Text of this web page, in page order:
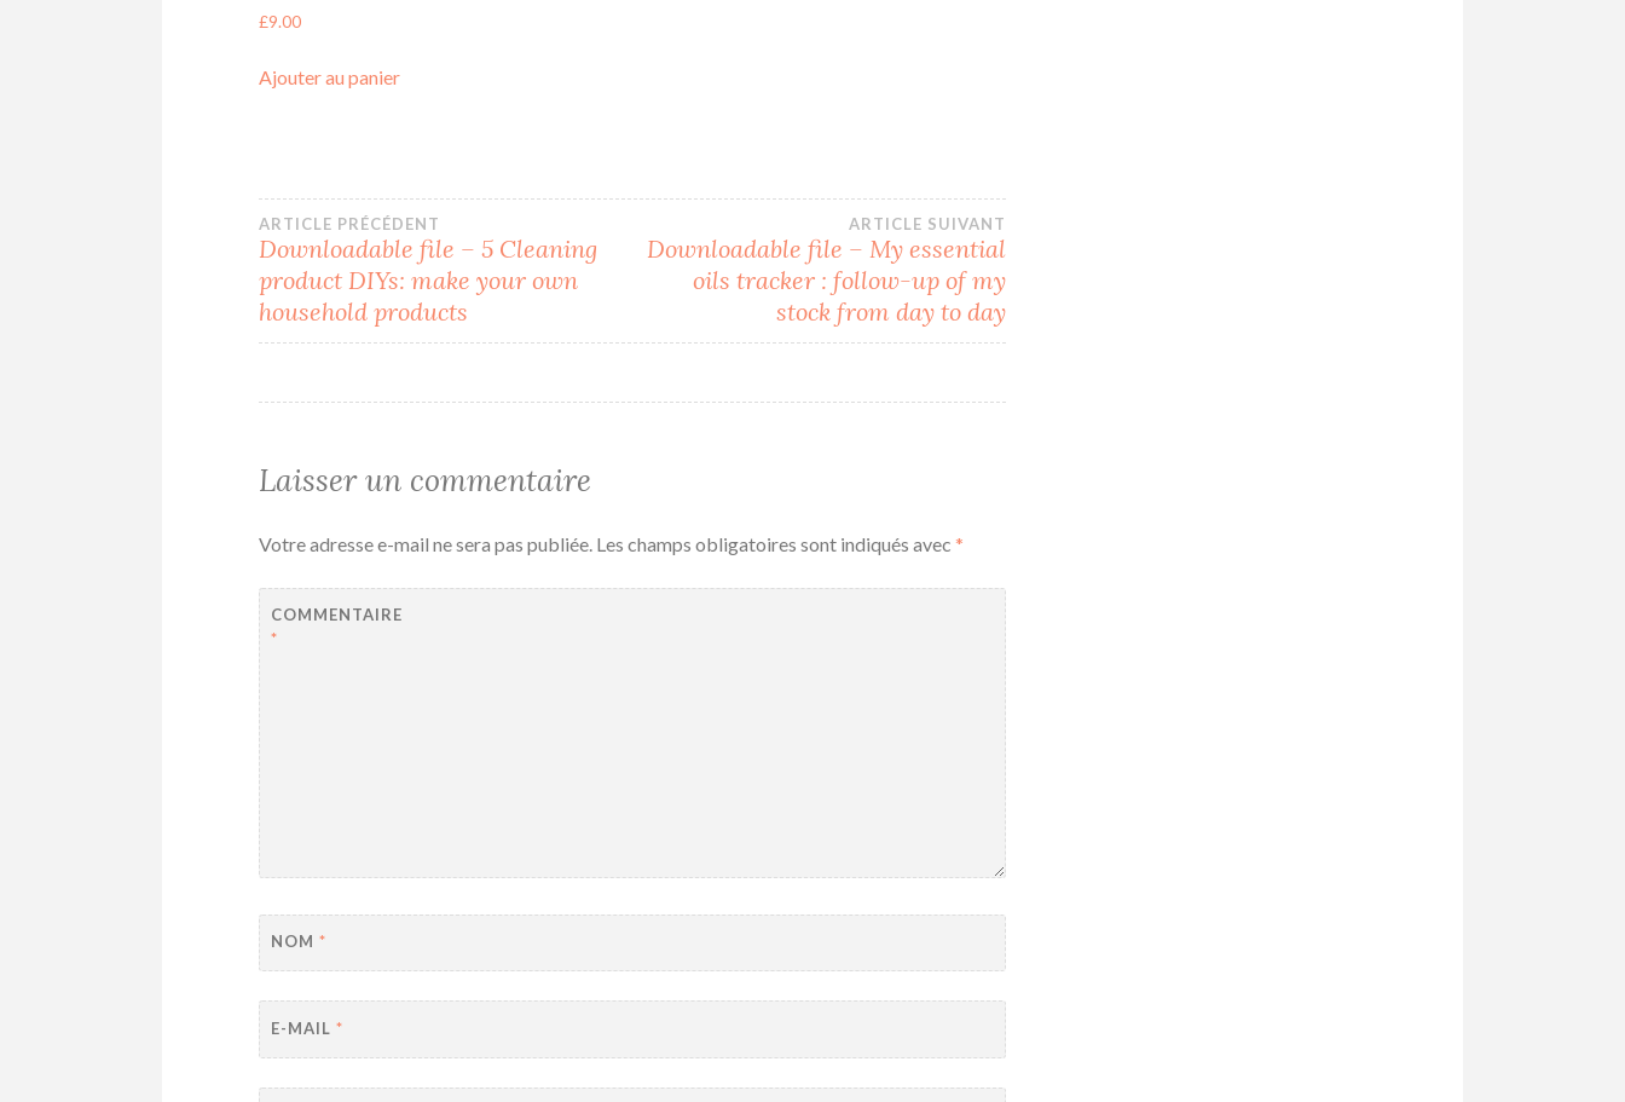
£9.00
Ajouter au panier
Navigation
de
l’article
ARTICLE PRÉCÉDENT
Downloadable file – 5 Cleaning
product DIYs: make your own
household products
ARTICLE SUIVANT
Downloadable file – My essential
oils tracker : follow-up of my
stock from day to day
Laisser un commentaire
Votre adresse e-mail ne sera pas publiée. Les champs obligatoires sont indiqués avec*
COMMENTAIRE
*
NOM*
E-MAIL*